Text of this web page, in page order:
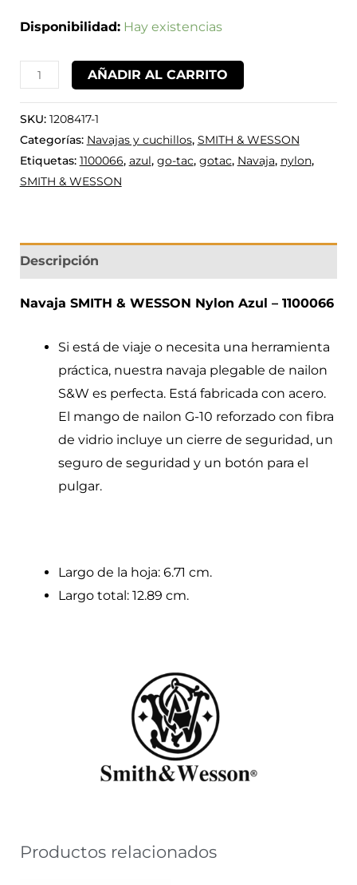
Disponibilidad: Hay existencias
AÑADIR AL CARRITO
SKU: 1208417-1
Categorías: Navajas y cuchillos, SMITH & WESSON
Etiquetas: 1100066, azul, go-tac, gotac, Navaja, nylon,
SMITH & WESSON
Descripción
Navaja SMITH & WESSON Nylon Azul – 1100066
Si está de viaje o necesita una herramienta
práctica, nuestra navaja plegable de nailon
S&W es perfecta. Está fabricada con acero.
El mango de nailon G-10 reforzado con fibra
de vidrio incluye un cierre de seguridad, un
seguro de seguridad y un botón para el
pulgar.
Largo de la hoja: 6.71 cm.
Largo total: 12.89 cm.
Productos relacionados